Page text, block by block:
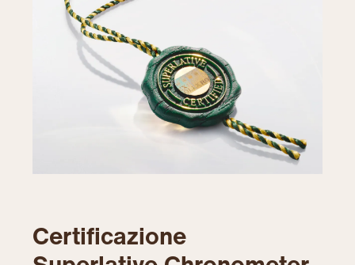
Certificazione